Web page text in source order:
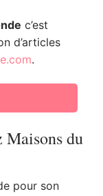
c’est
d’articles
.
Maisons du
pour son